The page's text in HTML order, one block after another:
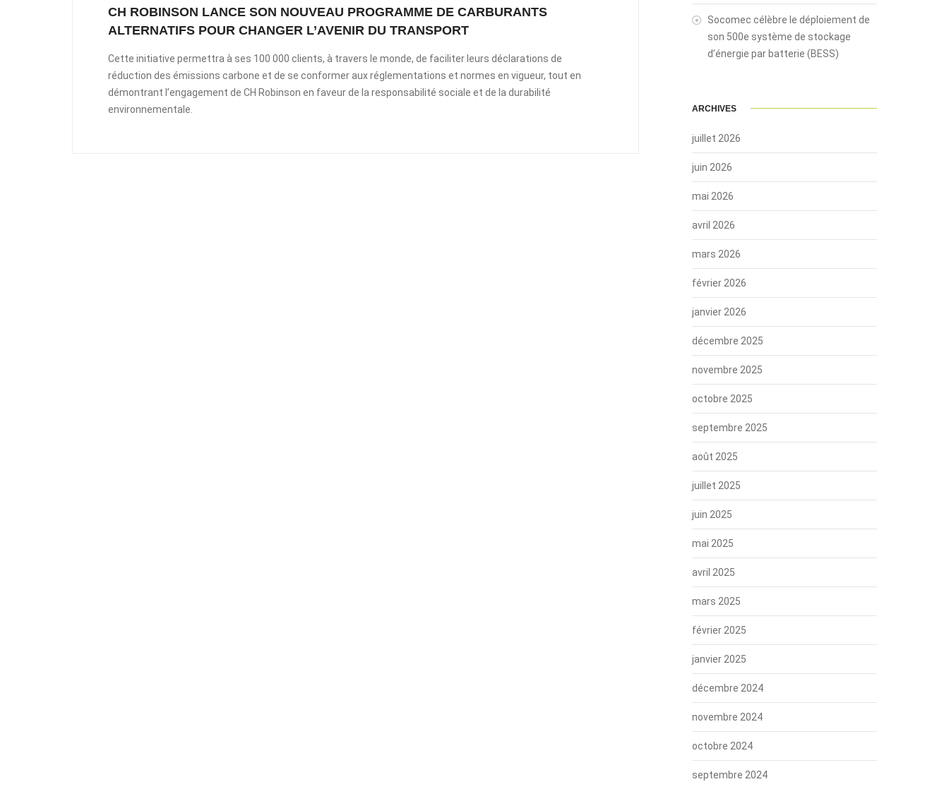
CH ROBINSON LANCE SON NOUVEAU PROGRAMME DE CARBURANTS
ALTERNATIFS POUR CHANGER L’AVENIR DU TRANSPORT
Cette initiative permettra à ses 100 000 clients, à travers le monde, de faciliter leurs déclarations de
réduction des émissions carbone et de se conformer aux réglementations et normes en vigueur, tout en
démontrant l’engagement de CH Robinson en faveur de la responsabilité sociale et de la durabilité
environnementale.
Socomec célèbre le déploiement de
son 500e système de stockage
d’énergie par batterie (BESS)
ARCHIVES
juillet 2026
juin 2026
mai 2026
avril 2026
mars 2026
février 2026
janvier 2026
décembre 2025
novembre 2025
octobre 2025
septembre 2025
août 2025
juillet 2025
juin 2025
mai 2025
avril 2025
mars 2025
février 2025
janvier 2025
décembre 2024
novembre 2024
octobre 2024
septembre 2024